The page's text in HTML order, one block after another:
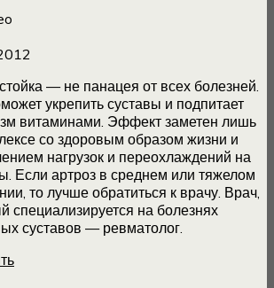
— не панацея от всех болезней.
укрепить суставы и подпитает
витаминами. Эффект заметен лишь
со здоровым образом жизни и
нагрузок и переохлаждений на
Если артроз в среднем или тяжелом
то лучше обратиться к врачу. Врач,
специализируется на болезнях
суставов — ревматолог.